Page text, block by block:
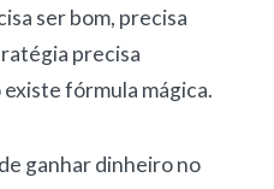
ser bom, precisa
precisa
fórmula mágica.
ganhar dinheiro no